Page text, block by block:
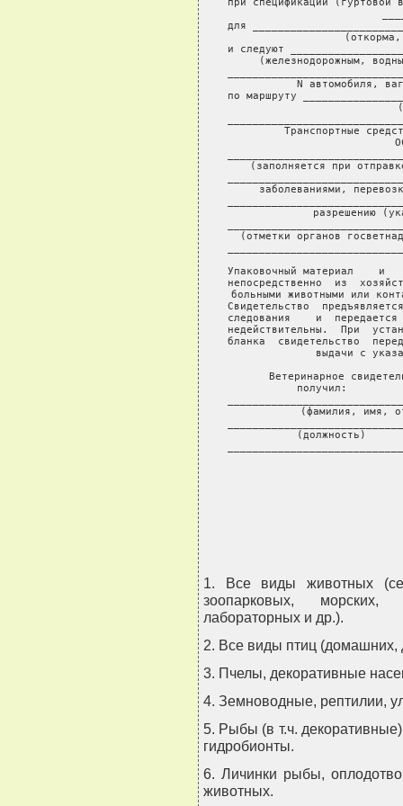
1. Все виды животных
зоопарковых,
лабораторных и др.).
2. Все виды птиц (домашних,
3. Пчелы, декоративные
4. Земноводные, рептилии,
5. Рыбы (в т.ч.
гидробионты.
6. Личинки рыбы,
животных.